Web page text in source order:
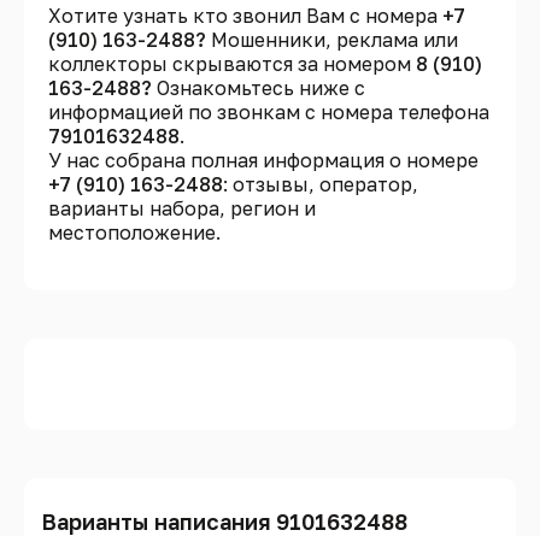
Хотите узнать кто звонил Вам с номера +7
(910) 163-2488? Мошенники, реклама или
коллекторы скрываются за номером 8 (910)
163-2488? Ознакомьтесь ниже с
информацией по звонкам с номера телефона
79101632488.
У нас собрана полная информация о номере
+7 (910) 163-2488: отзывы, оператор,
варианты набора, регион и
местоположение.
Варианты написания 9101632488